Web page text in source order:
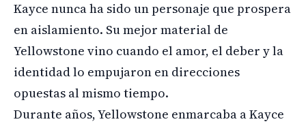
Kayce nunca ha sido un personaje que prospera
en aislamiento. Su mejor material de
Yellowstone vino cuando el amor, el deber y la
identidad lo empujaron en direcciones
opuestas al mismo tiempo.
Durante años, Yellowstone enmarcaba a Kayce